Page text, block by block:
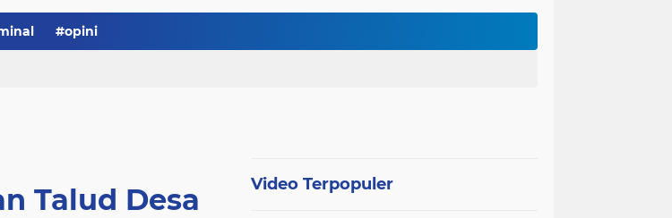
Tingkatkan Mutu Pelayanan, Pemko Pariaman Gandeng RSUP Dr. M. Djamil Padang
#opini
Talud Desa
Video Terpopuler